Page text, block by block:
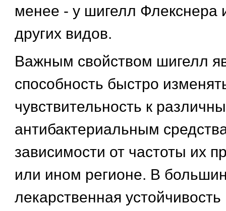
менее - у шигелл
других видов.
Важным свойством шигелл
способность быстро
чувствительность к
антибактериальным
зависимости от частоты их
или ином регионе. В
лекарственная